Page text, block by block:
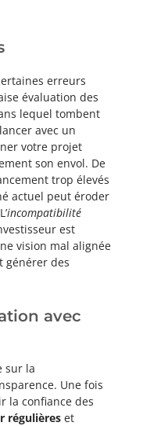
erreurs
évaluation des
lequel tombent
avec un
votre projet
son envol. De
trop élevés
actuel peut éroder
incompatibilité
est
vision mal alignée
générer des
avec
sur la
Une fois
la confiance des
régulières et